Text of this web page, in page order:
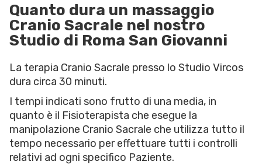
Quanto dura un massaggio
Cranio Sacrale nel nostro
Studio di Roma San Giovanni
La terapia Cranio Sacrale presso lo Studio Vircos
dura circa 30 minuti.
I tempi indicati sono frutto di una media, in
quanto è il Fisioterapista che esegue la
manipolazione Cranio Sacrale che utilizza tutto il
tempo necessario per effettuare tutti i controlli
relativi ad ogni specifico Paziente.